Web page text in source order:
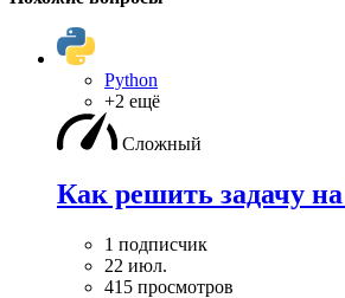
Python
+2 ещё
Сложный
Как решить задачу
1 подписчик
22 июл.
415 просмотров